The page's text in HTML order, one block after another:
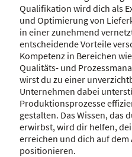
Qualifikation wird dich als
und Optimierung von
in einer zunehmend
entscheidende Vorteile
Kompetenz in Bereichen
Qualitäts- und
wirst du zu einer
Unternehmen dabei
Produktionsprozesse
gestalten. Das Wissen, das
erwirbst, wird dir helfen,
erreichen und dich auf
positionieren.